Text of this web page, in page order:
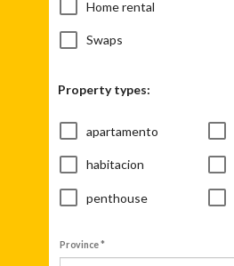
Home rental
Swaps
Property types:
apartamento
habitacion
penthouse
Province *